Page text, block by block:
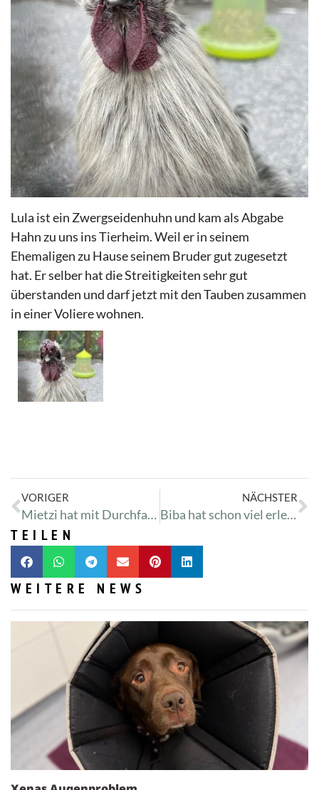
Lula ist ein Zwergseidenhuhn und kam als Abgabe
Hahn zu uns ins Tierheim. Weil er in seinem
Ehemaligen zu Hause seinem Bruder gut zugesetzt
hat. Er selber hat dieStreitigkeitensehr gut
überstanden und darf jetzt mit den Tauben zusammen
in einer Voliere wohnen.
VORIGER
Mietzi hat mit Durchfall zu kämpfen
NÄCHSTER
Biba hat schon viel erlebt
TEILEN
WEITERE NEWS